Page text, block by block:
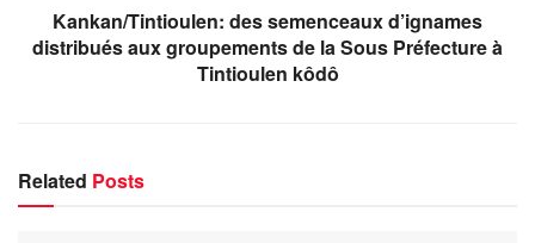
Kankan/Tintioulen: des semenceaux d’ignames
distribués aux groupements de la Sous Préfecture à
Tintioulen kôdô
Related Posts